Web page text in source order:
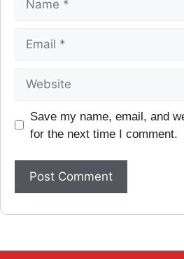
Save my name, email, and
for the next time I comment.